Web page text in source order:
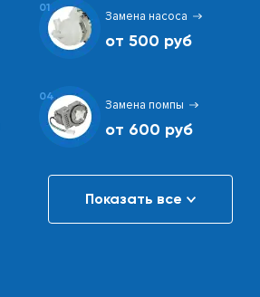
01
Замена насоса
от 500 руб
04
Замена помпы
от 600 руб
Показать все